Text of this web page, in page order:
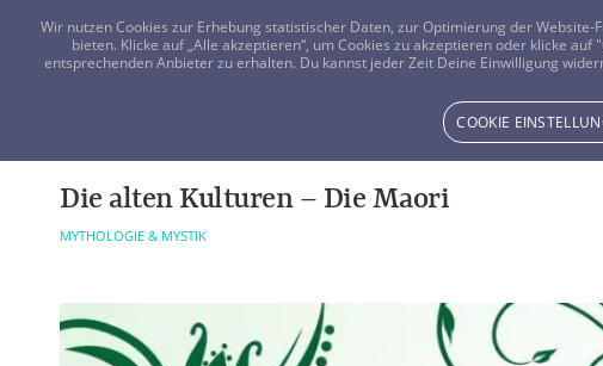
Die alten Kulturen – Die Maori
MYTHOLOGIE & MYSTIK
Wir nutzen Cookies zur Erhebung statistischer Daten, zur Optimierung der
bieten. Klicke auf „Alle akzeptieren“, um Cookies zu akzeptieren oder klicke
entsprechenden Anbieter zu erhalten. Du kannst jeder Zeit Deine Einwilligung
COOKIE